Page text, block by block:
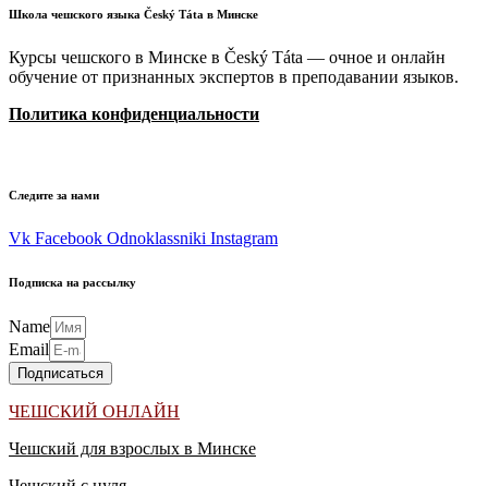
Школа чешского языка Český Táta в Минске
Курсы чешского в Минске в Český Táta — очное и онлайн
обучение от признанных экспертов в преподавании языков.
Политика конфиденциальности
Следите за нами
Vk Facebook Odnoklassniki Instagram
Подписка на рассылку
Name
Email
Подписаться
ЧЕШСКИЙ ОНЛАЙН
Чешский для взрослых в Минске